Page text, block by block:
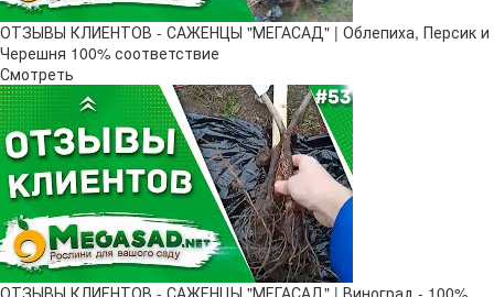
ОТЗЫВЫ КЛИЕНТОВ - САЖЕНЦЫ "МЕГАСАД" | Облепиха, Персик и
Черешня 100% соответствие
Смотреть